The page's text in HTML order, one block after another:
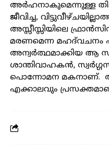
അർഹനാകുമെന്നുള്ള
ജീവിച്ച,
അസ്സീസ്സിയിലെ
മരണമെന്ന മഹദ്‌വചനം
അന്വർത്ഥമാക്കിയ
ശാന്തിവാഹകൻ,
പൊന്നോമന മകനാണ്.
എക്കാലവും